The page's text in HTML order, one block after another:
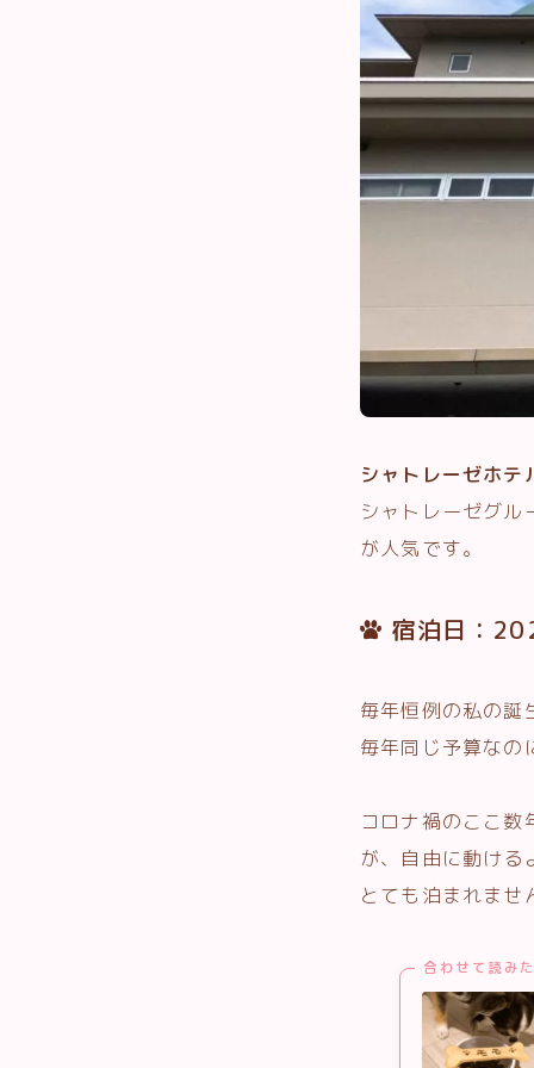
シャトレーゼホテ
シャトレーゼグ
が人気です。
宿泊日：
毎年恒例の私の誕
毎年同じ予算な
コロナ禍のここ
が、自由に動け
とても泊まれませ
合わせて読み